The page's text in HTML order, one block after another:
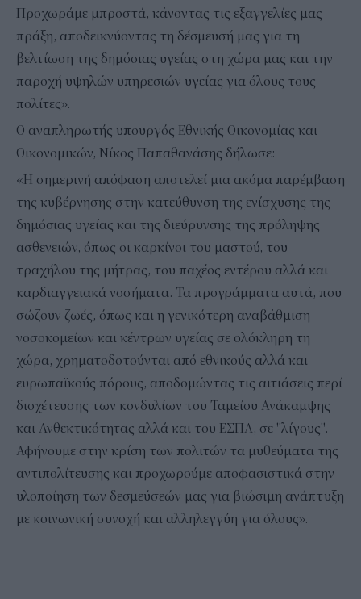
Προχωράμε μπροστά, κάνοντας τις εξαγγελίες μας
πράξη, αποδεικνύοντας τη δέσμευσή μας για τη
βελτίωση της δημόσιας υγείας στη χώρα μας και την
παροχή υψηλών υπηρεσιών υγείας για όλους τους
πολίτες».
Ο αναπληρωτής υπουργός Εθνικής Οικονομίας και
Οικονομικών, Νίκος Παπαθανάσης δήλωσε:
«Η σημερινή απόφαση αποτελεί μια ακόμα παρέμβαση
της κυβέρνησης στην κατεύθυνση της ενίσχυσης της
δημόσιας υγείας και της διεύρυνσης της πρόληψης
ασθενειών, όπως οι καρκίνοι του μαστού, του
τραχήλου της μήτρας, του παχέος εντέρου αλλά και
καρδιαγγειακά νοσήματα. Τα προγράμματα αυτά, που
σώζουν ζωές, όπως και η γενικότερη αναβάθμιση
νοσοκομείων και κέντρων υγείας σε ολόκληρη τη
χώρα, χρηματοδοτούνται από εθνικούς αλλά και
ευρωπαϊκούς πόρους, αποδομώντας τις αιτιάσεις περί
διοχέτευσης των κονδυλίων του Ταμείου Ανάκαμψης
και Ανθεκτικότητας αλλά και του ΕΣΠΑ, σε "λίγους".
Αφήνουμε στην κρίση των πολιτών τα μυθεύματα της
αντιπολίτευσης και προχωρούμε αποφασιστικά στην
υλοποίηση των δεσμεύσεών μας για βιώσιμη ανάπτυξη
με κοινωνική συνοχή και αλληλεγγύη για όλους».